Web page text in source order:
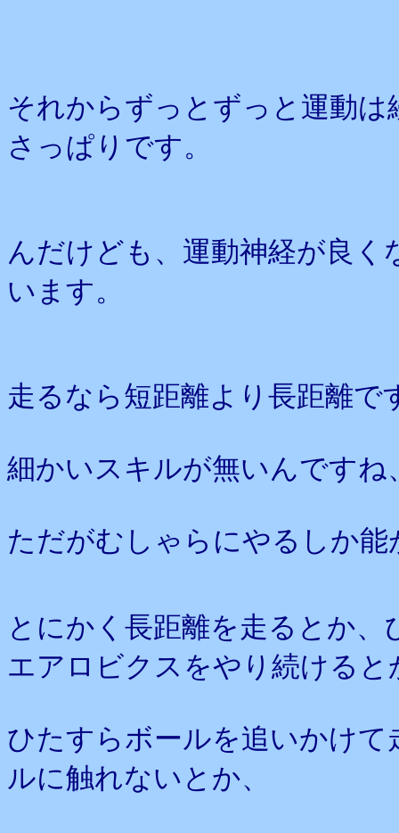
それからずっとずっと運動
さっぱりです。
んだけども、運動神経が良
います。
走るなら短距離より長距離で
細かいスキルが無いんですね
ただがむしゃらにやるしか
とにかく長距離を走るとか
エアロビクスをやり続けると
ひたすらボールを追いかけ
ルに触れないとか、